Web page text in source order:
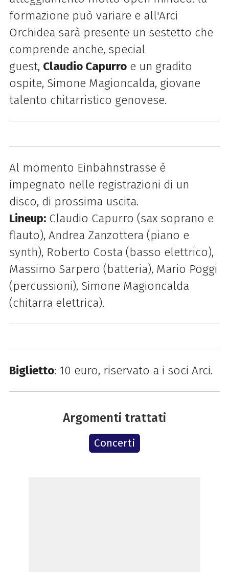
formazione può variare e all'Arci
Orchidea sarà presente un sestetto che
comprende anche, special
guest, Claudio Capurroe un gradito
ospite, Simone Magioncalda, giovane
talento chitarristico genovese.
Al momento Einbahnstrasse è
impegnato nelle registrazioni di un
disco, di prossima uscita.
Lineup:Claudio Capurro (sax soprano e
flauto), Andrea Zanzottera (piano e
synth), Roberto Costa (basso elettrico),
Massimo Sarpero (batteria), Mario Poggi
(percussioni), Simone Magioncalda
(chitarra elettrica).
Biglietto: 10 euro, riservato a i soci Arci.
Argomenti trattati
Concerti